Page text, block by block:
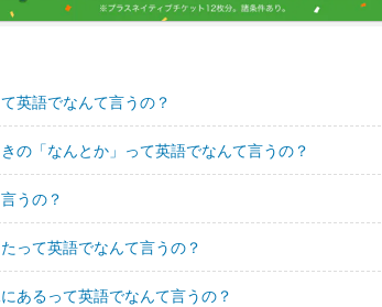
英語でなんて言うの？
の「なんとか」って英語でなんて言うの？
うの？
って英語でなんて言うの？
あるって英語でなんて言うの？